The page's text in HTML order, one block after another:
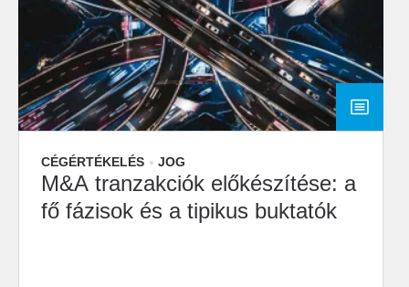
CÉGÉRTÉKELÉS JOG
M&A tranzakciók előkészítése: a
fő fázisok és a tipikus buktatók